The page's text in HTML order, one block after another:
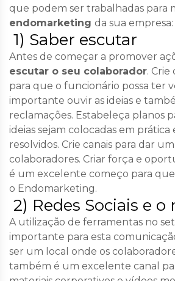
que podem ser trabalhadas para
endomarketing da sua empresa:
1) Saber escutar
Antes de começar a promover
escutar o seu colaborador.
para que o funcionário possa ter
importante ouvir as ideias e
reclamações. Estabeleça planos
ideias sejam colocadas em prática
resolvidos. Crie canais para dar
colaboradores. Criar força e
é um excelente começo para
o Endomarketing.
2) Redes Sociais e
A utilização de ferramentas no
importante para esta
ser um local onde os
também é um excelente canal